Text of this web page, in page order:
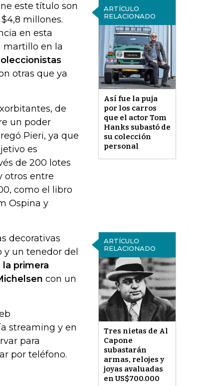
ARTÍCULO
RELACIONADO
Así fue la puja
por los carros
que el actor Tom
Hanks subastó de
su colección
personal
este título son
millones.
en esta
martillo en la
otras que ya
de
un poder
Pieri, ya que
es
de 200 lotes
otros entre
como el libro
Ospina y
ARTÍCULO
RELACIONADO
Tres nietas de Al
Capone
subastarán
armas, relojes y
joyas avaluadas
en US$700.000
decorativas
y un tenedor del
primera
con un
streaming y en
para
por teléfono.